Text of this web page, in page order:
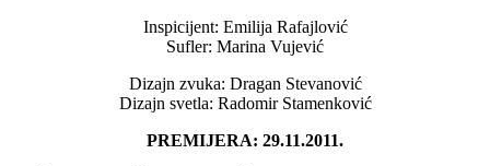
Inspicijent: Emilija Rafajlović
Sufler: Marina Vujević
Dizajn zvuka: Dragan Stevanović
Dizajn svetla: Radomir Stamenković
PREMIJERA: 29.11.2011.